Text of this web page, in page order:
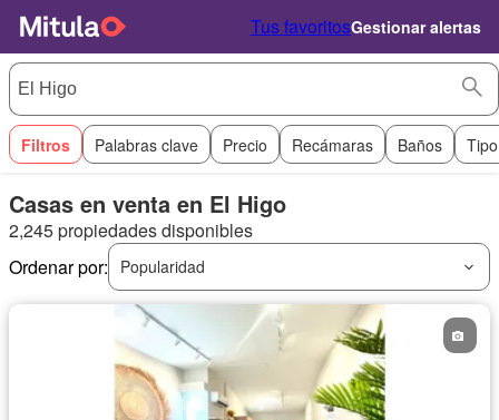
Tus favoritosGestionar alertas
Filtros Palabras clave Precio Recámaras Baños
Casas en venta en El Higo
2,245 propiedades disponibles
Ordenar por:
Popularidad